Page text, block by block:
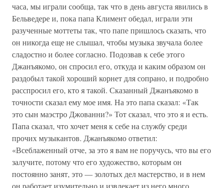
часа, мы играли сообща, так что в день августа явились в
Бельведере и, пока папа Климент обедал, играли эти
разученные моттеты так, что папе пришлось сказать, что
он никогда еще не слышал, чтобы музыка звучала более
сладостно и более согласно. Подозвав к себе этого
Джанъякомо, он спросил его, откуда и каким образом он
раздобыл такой хороший корнет для сопрано, и подробно
расспросил его, кто я такой. Сказанный Джанъякомо в
точности сказал ему мое имя. На это папа сказал: «Так
это сын маэстро Джованни?» Тот сказал, что это я и есть.
Папа сказал, что хочет меня к себе на службу среди
прочих музыкантов. Джанъякомо ответил:
«Всеблаженный отче, за это я вам не поручусь, что вы его
залучите, потому что его художество, которым он
постоянно занят, это — золотых дел мастерство, и в нем
он работает изумительно и извлекает из него много